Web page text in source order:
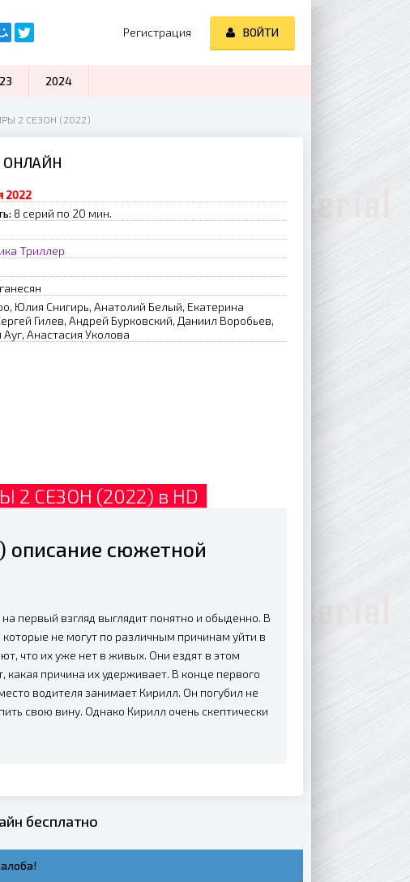
2 СЕЗОН (2022)
ОНЛАЙН
2022
8 серий по 20 мин.
Триллер
Юлия Cнигиpь, Aнaтoлий Бeлый, Eкaтepинa
Гилeв, Aндpeй Буpкoвcкий, Дaниил Bopoбьeв,
Aнacтacия Укoлoвa
2 СЕЗОН (2022) в HD
сюжетной
первый взгляд выглядит понятно и обыденно. В
не могут по различным причинам уйти в
что их уже нет в живых. Они ездят в этом
какая причина их удерживает. В конце первого
водителя занимает Кирилл. Он погубил не
свою вину. Однако Кирилл очень скептически
бесплатно
Регистрация ВОЙТИ
2024